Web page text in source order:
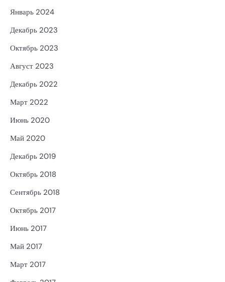
Январь 2024
Декабрь 2023
Октябрь 2023
Август 2023
Декабрь 2022
Март 2022
Июнь 2020
Май 2020
Декабрь 2019
Октябрь 2018
Сентябрь 2018
Октябрь 2017
Июнь 2017
Май 2017
Март 2017